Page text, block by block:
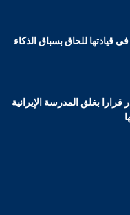
قيادتها للحاق بسباق الذكاء
قرارا بغلق المدرسة الإيرانية